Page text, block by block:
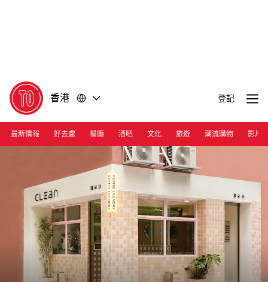
香港 登記
最新情報 好去處 餐廳 酒吧 文化 旅遊 潮流購物 影片